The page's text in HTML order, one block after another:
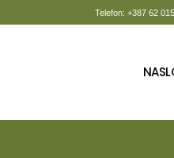
Telefon: +387 62